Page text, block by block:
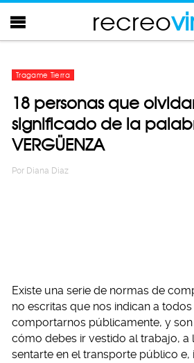
recreo
Tragame Tierra
18 personas que
significado de la
VERGÜENZA
Por Diana Diaz
Existe una serie de normas de
no escritas que nos indican a
comportarnos públicamente, y
cómo debes ir vestido al trabajo, a
sentarte en el transporte público